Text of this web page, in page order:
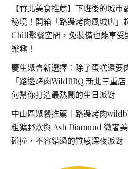
【竹北美食推薦】下班後的城市
秘境！開箱「路邊烤肉風城店」
Chill聚餐空間，免裝備也能享受
樂趣！
慶生聚會新選擇：除了蛋糕還要
「路邊烤肉WildBBQ 新北三重
何幫你打造最熱鬧的生日派對
中山區聚餐推薦｜路邊烤肉
粗獷野炊與 Ash Diamond 微奢
碰撞，不容錯過的質感深夜派對